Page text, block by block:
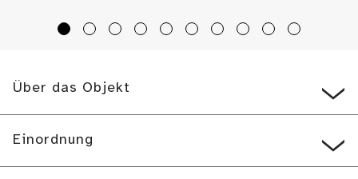
Über das Objekt
Einordnung